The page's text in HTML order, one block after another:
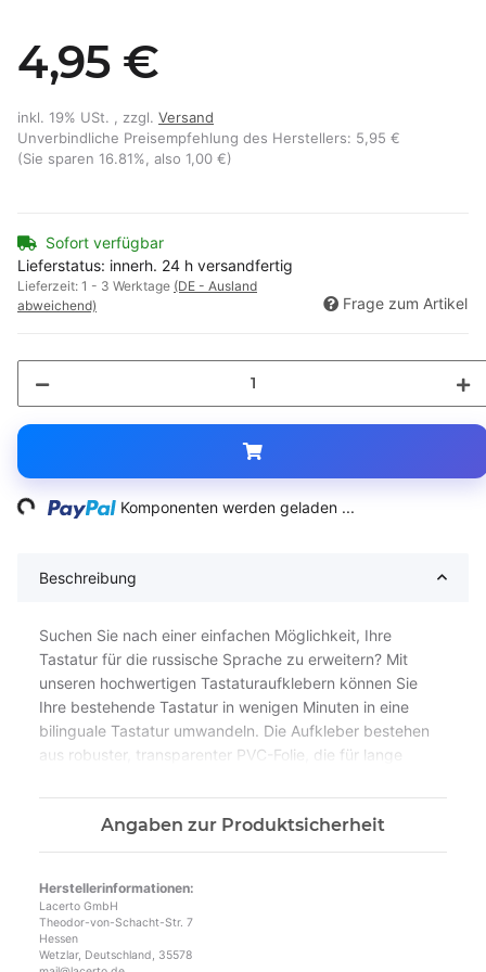
4,95 €
inkl. 19% USt. , zzgl. Versand
Unverbindliche Preisempfehlung des Herstellers: 5,95 €
(Sie sparen 16.81% , also 1,00 €)
Sofort verfügbar
Lieferstatus: innerh. 24 h versandfertig
Lieferzeit: 1 - 3 Werktage (DE - Ausland
abweichend)
Frage zum Artikel
Loading... Komponenten werden geladen ...
Beschreibung
Suchen Sie nach einer einfachen Möglichkeit, Ihre
Tastatur für die russische Sprache zu erweitern? Mit
unseren hochwertigen Tastaturaufklebern können Sie
Ihre bestehende Tastatur in wenigen Minuten in eine
bilinguale Tastatur umwandeln. Die Aufkleber bestehen
aus robuster, transparenter PVC-Folie, die für lange
Abnutzung übersteht. Besonders gut geeignet sind
unsere blauen Aufkleber für helle Tastaturen. Dank des
starken Klebers bleiben die Aufkleber fest haften und
in zwei Sprachen arbeiten oder eine Tastatur in
russischer Schrift benötigen. Produziert in Deutschland,
bieten unsere Aufkleber höchste Qualität und sind
Angaben zur Produktsicherheit
Herstellerinformationen:
Lacerto GmbH
Theodor-von-Schacht-Str. 7
Hessen
Wetzlar, Deutschland, 35578